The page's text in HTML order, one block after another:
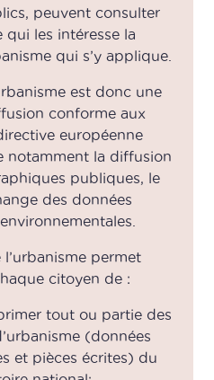
peuvent consulter
les intéresse la
qui s’y applique.
est donc une
conforme aux
européenne
notamment la diffusion
publiques, le
des données
permet
citoyen de :
tout ou partie des
(données
et pièces écrites) du